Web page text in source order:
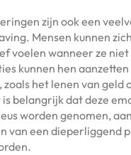
zijn ook een
Mensen kunnen
voelen wanneer ze niet
kunnen hen
het lenen van geld
belangrijk dat deze
worden genomen,
van een dieperliggend